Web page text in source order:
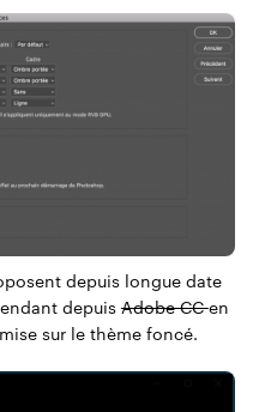
depuis longue date
depuisAdobe CCen
sur le thème foncé.